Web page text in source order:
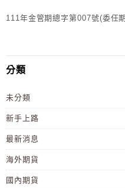
111年金管期總字第007號(委任
分類
未分類
新手上路
最新消息
海外期貨
國內期貨